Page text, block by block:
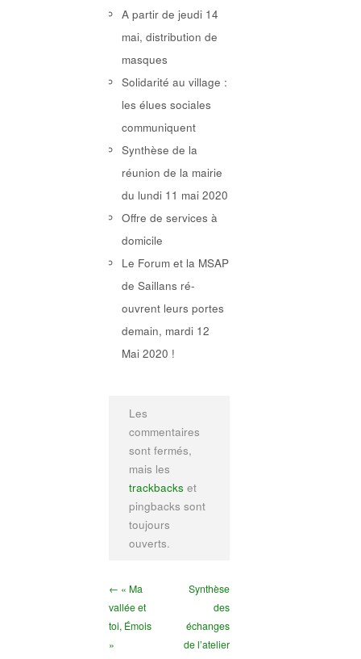
A partir de jeudi 14
mai, distribution de
masques
Solidarité au village :
les élues sociales
communiquent
Synthèse de la
réunion de la mairie
du lundi 11 mai 2020
Offre de services à
domicile
Le Forum et la MSAP
de Saillans ré-
ouvrent leurs portes
demain, mardi 12
Mai 2020 !
Les
commentaires
sont fermés,
mais les
trackbacks et
pingbacks sont
toujours
ouverts.
← « Ma
vallée et
toi, Émois
»
Synthèse
des
échanges
de l’atelier